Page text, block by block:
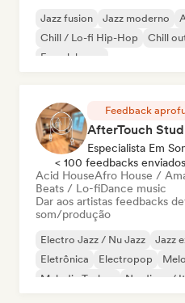
Jazz fusion Jazz moderno
Chill / Lo-fi Hip-Hop
Chill
French house
Feedback
AfterTouch
Especialista Em
< 100 feedbacks enviados
Acid HouseAfro House /
Beats / Lo-fiDance music
Dar aos artistas feedbacks
som/produção
Electro Jazz / Nu Jazz Jazz
Eletrônica
Electropop
Melodic Techno
Nu-disco /